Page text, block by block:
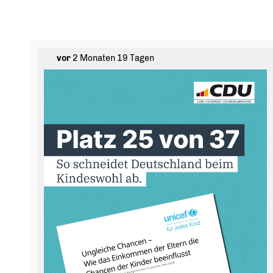
vor2 Monaten 19 Tagen